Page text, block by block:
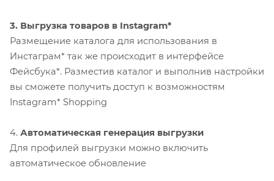
3. Выгрузка товаров в Instagram*
Размещение каталога для использования в
Инстаграм* так же происходит в интерфейсе
Фейсбука*. Разместив каталог и выполнив настройки
вы сможете получить доступ к возможностям
Instagram* Shopping
4. Автоматическая генерация выгрузки
Для профилей выгрузки можно включить
автоматическое обновление